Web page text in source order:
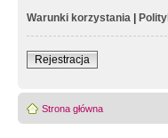
Warunki korzystania |
Rejestracja
Strona główna